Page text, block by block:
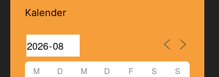
Kalender
M D M D F S
S